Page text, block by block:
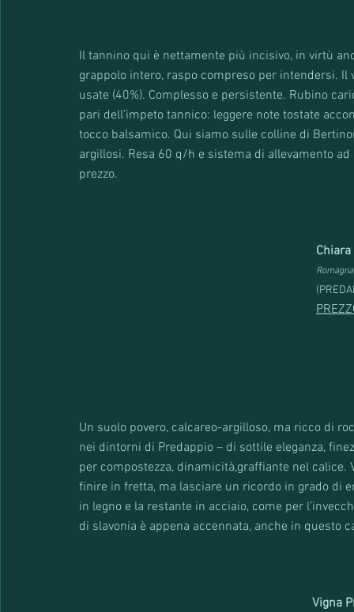
Il tannino qui è nettamente più incisivo, in virtù
grappolo intero, raspo compreso per intendersi.
usate (40%). Complesso e persistente. Rubino
pari dell’impeto tannico: leggere note tostate
tocco balsamico. Qui siamo sulle colline di
argillosi. Resa 60 q/h e sistema di allevamento
prezzo.
Un suolo povero, calcareo-argilloso, ma ricco di
nei dintorni di Predappio – di sottile eleganza,
per compostezza, dinamicità,graffiante nel
finire in fretta, ma lasciare un ricordo in grado di
in legno e la restante in acciaio, come per
di slavonia è appena accennata, anche in questo
Vigna